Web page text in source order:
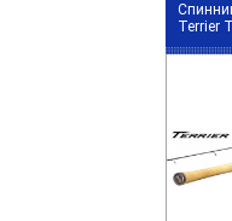
Terrier